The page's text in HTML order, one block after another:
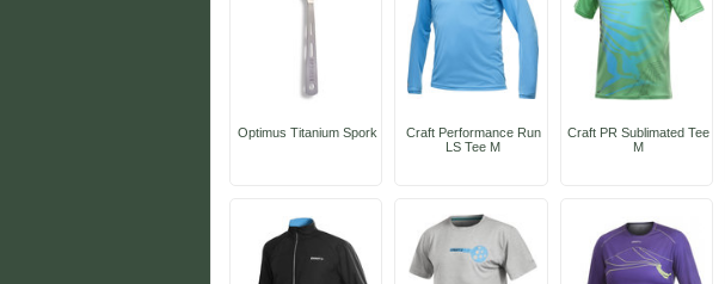
Optimus Titanium Spork
Craft Performance Run
LS Tee M
Craft PR Sublimated Tee
M